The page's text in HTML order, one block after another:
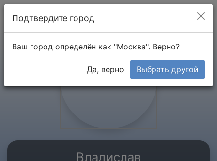
Владислав
Подтвердите город
Ваш город определён как "Москва". Верно?
Да, верно Выбрать другой